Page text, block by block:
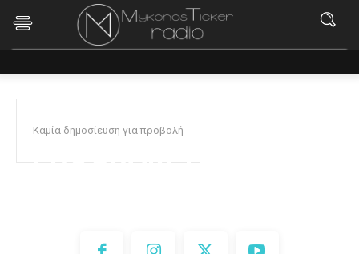
Καμία δημοσίευση για προβολή